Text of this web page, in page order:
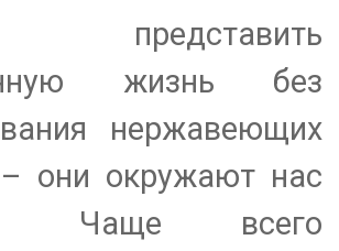
представить
жизнь без
нержавеющих
они окружают нас
Чаще всего